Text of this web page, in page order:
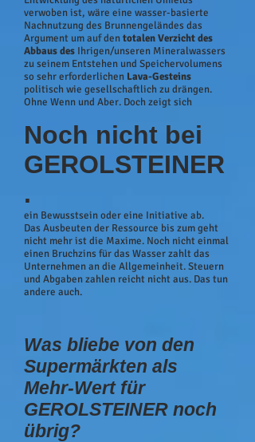
verwoben ist, wäre eine wasser-basierte
Nachnutzung des Brunnengeländes das
Argument um auf dentotalen Verzicht des
Abbausdes Ihrigen/unseren Mineralwassers
zu seinem Entstehen und Speichervolumens
so sehr erforderlichen Lava-Gesteins
politisch wie gesellschaftlich zu drängen.
Ohne Wenn und Aber. Doch zeigt sich
Noch nicht bei
GEROLSTEINER
.
ein Bewusstsein oder eine Initiative ab.
Das Ausbeuten der Ressource bis zum geht
nicht mehr ist die Maxime. Noch nicht einmal
einen Bruchzins für das Wasser zahlt das
Unternehmen an die Allgemeinheit. Steuern
und Abgaben zahlen reicht nicht aus. Das tun
andere auch.
Was bliebe von den
Supermärkten als
Mehr-Wert für
GEROLSTEINER noch
übrig?